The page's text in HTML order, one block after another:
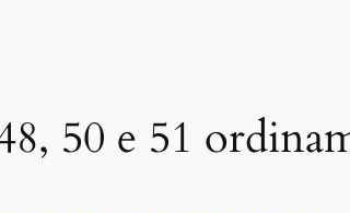
50 e 51